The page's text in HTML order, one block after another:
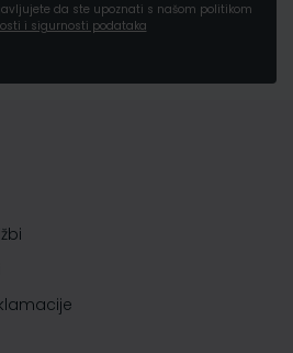
da ste upoznati s našom politikom
i sigurnosti podataka